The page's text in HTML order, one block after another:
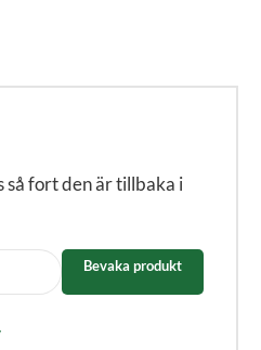
så fort den är tillbaka i
Bevaka produkt